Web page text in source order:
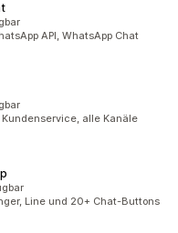
API, WhatsApp Chat
alle Kanäle
Line und 20+ Chat-Buttons